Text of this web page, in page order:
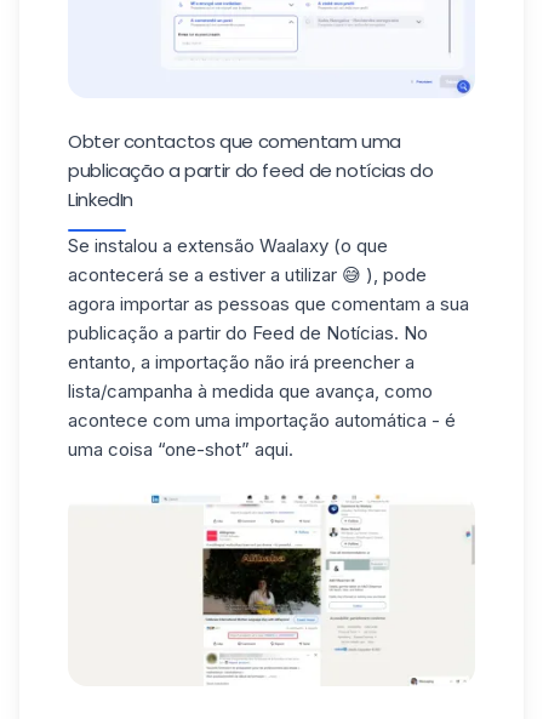
Obter contactos que comentam uma
publicação a partir do feed de notícias do
LinkedIn
Se instalou a extensão Waalaxy (o que
acontecerá se a estiver a utilizar 😅 ), pode
agora importar as pessoas que comentam a sua
publicação a partir do Feed de Notícias. No
entanto, a importação não irá preencher a
lista/campanha à medida que avança, como
acontece com uma importação automática - é
uma coisa “one-shot” aqui.